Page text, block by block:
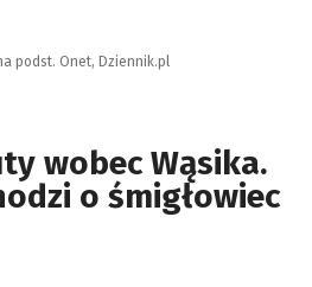
wobec Wąsika.
o śmigłowiec
podst. Onet, Dziennik.pl